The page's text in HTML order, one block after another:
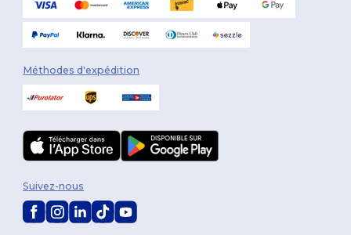
Méthodes d'expédition
Suivez-nous